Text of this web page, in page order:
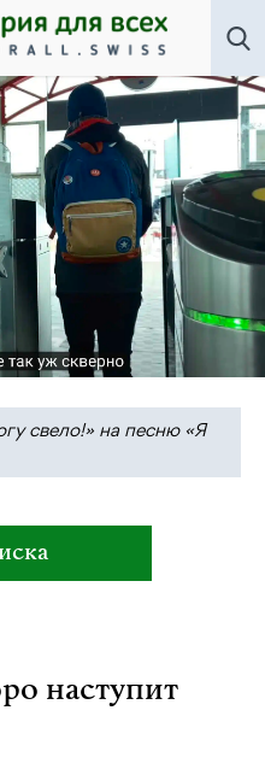
не скоро наступит
свело!» на песню «Я
наступит